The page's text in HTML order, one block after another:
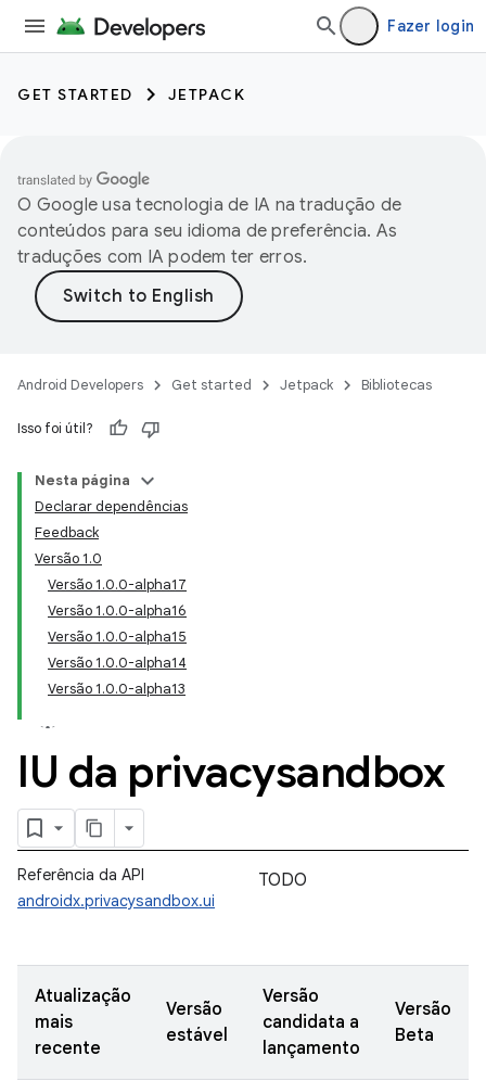
Fazer login
GET STARTED JETPACK
O Google usa tecnologia de IA na tradução de
conteúdos para seu idioma de preferência. As
traduções com IA podem ter erros.
Android Developers Get started Jetpack Bibliotecas
Isso foi útil?
Nesta página
Declarar dependências
Feedback
Versão 1.0
Versão 1.0.0-alpha17
Versão 1.0.0-alpha16
Versão 1.0.0-alpha15
Versão 1.0.0-alpha14
Versão 1.0.0-alpha13
IU da privacysandbox
Referência da API
androidx.privacysandbox.ui
TODO
Atualização
mais
recente
Versão
estável
Versão
candidata a
lançamento
Versão
Beta